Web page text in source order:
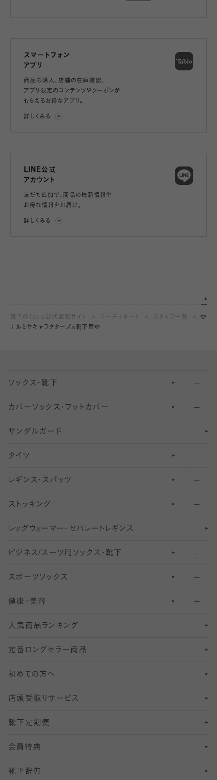
スマートフォン
アプリ
商品の購入、店舗の在庫確認、
アプリ限定のコンテンツやクーポンが
もらえるお得なアプリ。
詳しくみる
LINE公式
アカウント
友だち追加で、 商品の最新情報や
お得な情報をお届け。
詳しくみる
靴下のTabio公式通販サイト コーディネート スタッフ一覧
🩵
ナルミヤキャラクターズ×靴下屋🩷
ソックス・靴下
五本指ソックス・靴下
足袋ソックス・靴下
無地・プレーンソックス・靴下
柄ソックス・靴下
スニーカー（くるぶし）用ソックス
アンクル・ショートソックス（くるぶし上）
クルーソックス（ふくらはぎ下）
ハイソックス
オーバーニー・ニーハイソックス
カバーソックス・フットカバー
フットカバー・カバーソックス（深め）
フットカバー・カバーソックス（ふつう）
フットカバー・カバーソックス（浅め）
サンダルガード
タイツ
30デニール以下のタイツ（薄手タイツ）
31〜40デニールタイツ
41〜60デニールタイツ
61〜80デニールタイツ
81 〜110デニールタイツ
111〜210デニールタイツ
211デニールタイツ以上（防寒・厚手タイツ）
レギンス・スパッツ
柄レギンス
無地レギンス
レギンスパンツ（レギパン）
マタニティレギンス
5 分丈
6 分丈レギンス
7 分丈 レギンス
8分丈 レギンス
10分丈 レギンス
12分丈レギンス
13分丈レギンス
ストッキング
伝線しにくいストッキング
ショートストッキング
結婚式用ストッキング
美脚ストッキング
オールスルーストッキング
レッ グ ウォー マー ・ セパレー ト レ ギンス
ビジネス/スーツ用 ソックス・靴下
匠シリーズ
フレッシャーズ向けソックス・靴下
冠婚葬祭向けソックス・靴下
スーツカジュアルソックス・靴下
ロングホーズ
スポーツソックス
ランニングソックス・靴下
ゴルフソックス・靴下
サッカー・フットサル用ソックス
ヨガソックス・靴下
スポーツ用レッグウォーマー
SSサイズ（21～23cm）
Sサイズ（22～25cm）
Mサイズ（25～27cm）
健康・美容
インナーソックス
加圧・着圧ソックス
冷えとり靴下
着圧・加圧タイツ
むくみ対策
足の疲れ対策
足の臭い対策
人気商品ランキング
定番ロングセラー商品
初めての方へ
店頭受取りサービス
靴下定期便
会員特典
靴下辞典